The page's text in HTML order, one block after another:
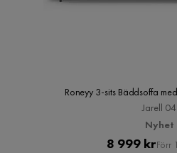
Roneyy 3-sits Bäddsoffa
Jarell 04
Nyhet
Pris
8 999 krFörr